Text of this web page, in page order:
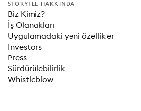
STORYTEL HAKKINDA
Biz Kimiz?
İş Olanakları
Uygulamadaki yeni özellikler
Investors
Press
Sürdürülebilirlik
Whistleblow